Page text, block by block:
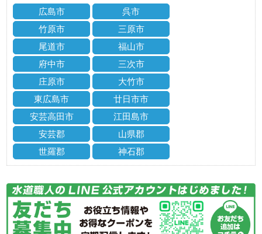
広島市
呉市
竹原市
三原市
尾道市
福山市
府中市
三次市
庄原市
大竹市
東広島市
廿日市市
安芸高田市
江田島市
安芸郡
山県郡
世羅郡
神石郡